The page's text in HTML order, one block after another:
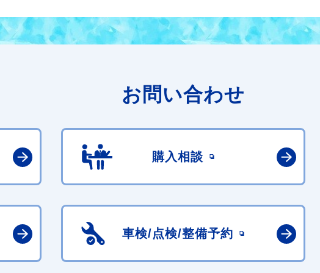
お問い合わせ
購入相談
車検/点検/整備予約